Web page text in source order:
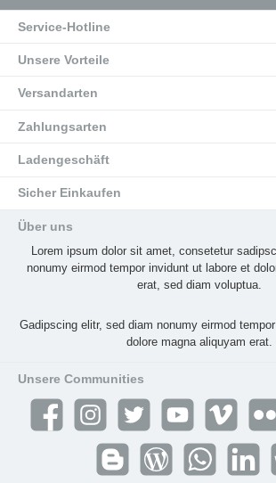
Service-Hotline
Unsere Vorteile
Versandarten
Zahlungsarten
Ladengeschäft
Sicher Einkaufen
Über uns
Lorem ipsum dolor sit amet, consetetur
nonumy eirmod tempor invidunt ut labore et
erat, sed diam voluptua.
Gadipscing elitr, sed diam nonumy eirmod
dolore magna aliquyam erat.
Unsere Communities
Facebook Instagram Twitter YouTube Vimeo Flickr
Blogger Blog WhatsApp